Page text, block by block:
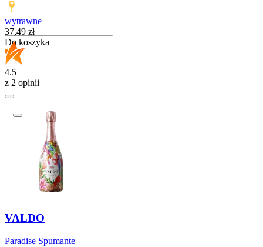
wytrawne
Cena
37,49 zł
Do koszyka
4.5
z 2 opinii
VALDO
Paradise Spumante